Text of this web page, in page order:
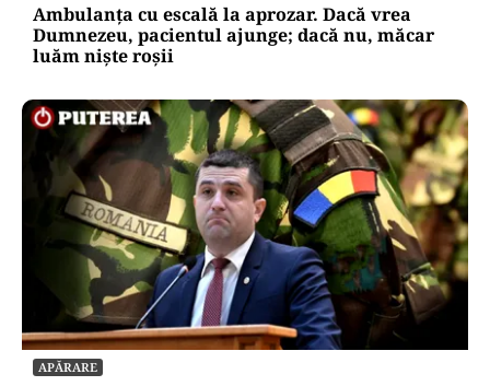
Ambulanța cu escală la aprozar. Dacă vrea
Dumnezeu, pacientul ajunge; dacă nu, măcar
luăm niște roșii
APĂRARE